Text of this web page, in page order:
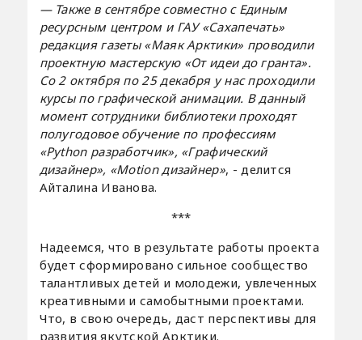
— Также в сентябре совместно с Единым
ресурсным центром и ГАУ «Сахапечать»
редакция газеты «Маяк Арктики» проводили
проектную мастерскую «От идеи до гранта».
Со 2 октября по 25 декабря у нас проходили
курсы по графической анимации. В данный
момент сотрудники библиотеки проходят
полугодовое обучение по профессиям
«Python разработчик», «Графический
дизайнер», «Motion дизайнер», - делится
Айталина Иванова.
***
Надеемся, что в результате работы проекта
будет сформировано сильное сообщество
талантливых детей и молодежи, увлеченных
креативными и самобытными проектами.
Что, в свою очередь, даст перспективы для
развития якутской Арктики.